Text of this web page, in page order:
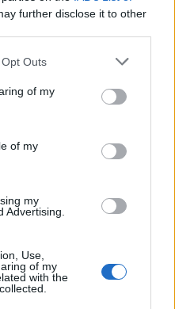
further disclose it to other
uses one or more Google
You may click to
and its third-party tags to
purposes in below Google
Outs
of my
of my
my
Advertising.
Use,
of my
with the
Angliába frissen
hangzott el,
Nos, érik ilyesmi
külföldre költözve
A kérdés persze az, hogy